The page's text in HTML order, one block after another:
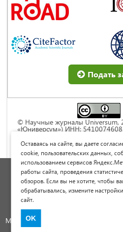
Подать
© Научные журналы
«Юниверсум») ИНН:
Commons « Attribution»
Непортированная
Политика обработки
Договор
Опубликовать
Международный научно-
Оставаясь на сайте, вы даете
cookie, пользовательских данных,
использованием сервисов
работы сайта, проведения
обзоров. Если вы не хотите, чтобы
обрабатывались, измените
сайт.
OK